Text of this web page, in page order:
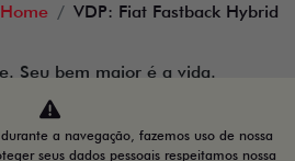
Home VDP: Fiat Fastback Hybrid
Seu bem maior é a vida.
a navegação, fazemos uso de nossa
seus dados pessoais respeitamos nossa